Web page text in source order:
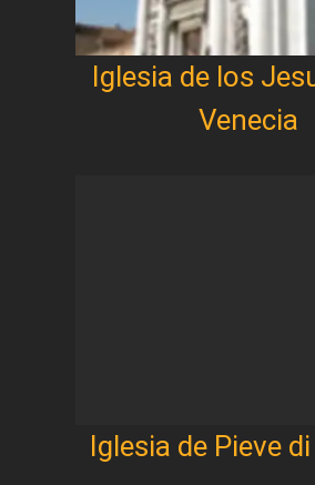
Iglesia de los
Venecia
Iglesia de Pieve